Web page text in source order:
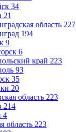
34
21
область 227
194
9
6
край 223
93
35
20
область 223
214
4
область 223